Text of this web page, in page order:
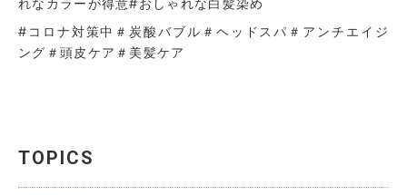
#コロナ対策中＃炭酸バブル＃ヘッドスパ＃アンチエイジ
ング＃頭皮ケア＃美髪ケア
TOPICS